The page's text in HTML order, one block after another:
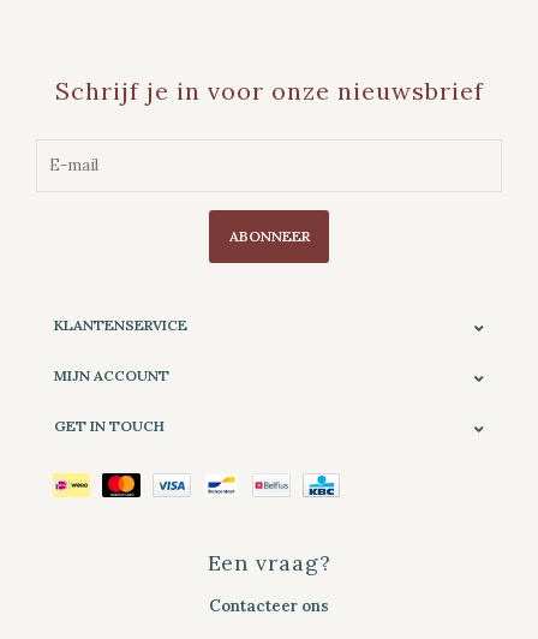
Schrijf je in voor onze nieuwsbrief
ABONNEER
KLANTENSERVICE
MIJN ACCOUNT
GET IN TOUCH
Een vraag?
Contacteer ons